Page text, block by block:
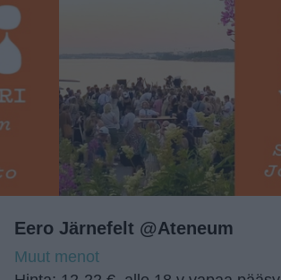
Eero Järnefelt @Ateneum
Muut menot